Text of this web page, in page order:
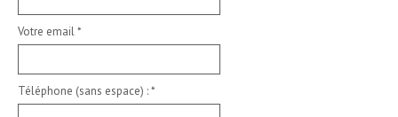
Votre email*
Téléphone (sans espace) :*